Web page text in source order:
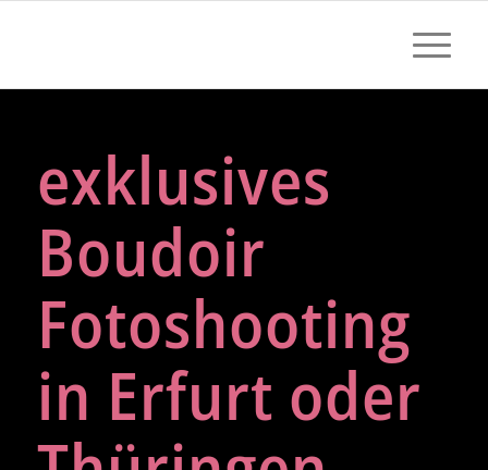
exklusives
Boudoir
Fotoshooting
in Erfurt oder